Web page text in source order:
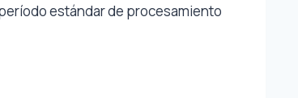
estándar de procesamiento